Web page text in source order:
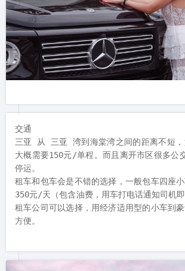
交通
三亚 从 三亚 湾到海棠湾之间的距离不短，
大概需要150元/单程。而且离开市区很多公
停运。
租车和包车会是不错的选择，一般包车四座
350元/天（包含油费，用车打电话通知司机
租车公司可以选择，用经济适用型的小车到
方便。